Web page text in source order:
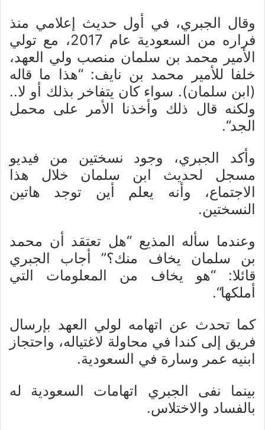
وقال الجبري، في أول حديث إعلامي منذ
فراره من السعودية عام 2017، مع تولي
الأمير محمد بن سلمان منصب ولي العهد،
خلفا للأمير محمد بن نايف: “هذا ما قاله
(ابن سلمان). سواء كان يتفاخر بذلك أو لا..
ولكنه قال ذلك وأخذنا الأمر على محمل
الجد“.
وأكد الجبري، وجود نسختين من فيديو
مسجل لحديث ابن سلمان خلال هذا
الاجتماع، وأنه يعلم أين توجد هاتين
النسختين.
وعندما سأله المذيع “هل تعتقد أن محمد
بن سلمان يخاف منك؟” أجاب الجبري
قائلا: “هو يخاف من المعلومات التي
أملكها“.
كما تحدث عن اتهامه لولي العهد بإرسال
فريق إلى كندا في محاولة لاغتياله، واحتجاز
ابنيه عمر وسارة في السعودية.
بينما نفى الجبري اتهامات السعودية له
بالفساد والاختلاس.